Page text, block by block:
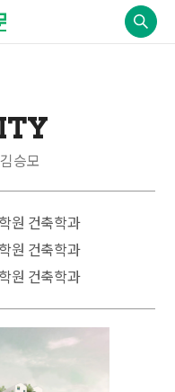
승모
원 건축학과
원 건축학과
원 건축학과